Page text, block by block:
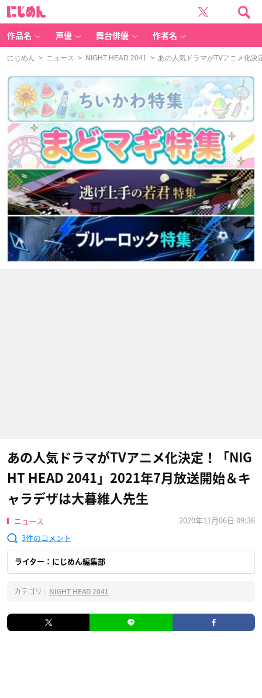
作品名 声優 舞台俳優 作者名
にじめん > ニュース > NIGHT HEAD 2041 > あの人気ドラマがTVアニメ化決
あの人気ドラマがTVアニメ化決定！「NIG
HT HEAD 2041」2021年7月放送開始＆キ
ャラデザは大暮維人先生
ニュース
2020年11月06日 09:36
3
ライター：にじめん編集部
カテゴリ : NIGHT HEAD 2041